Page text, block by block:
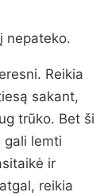
nepateko.
Reikia
sakant,
trūko. Bet ši
gali lemti
ir
reikia